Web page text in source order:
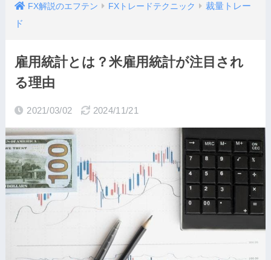
FX解説のエフテン FXトレードテクニック
裁量トレー
ド
雇用統計とは？米雇用統計が注目され
る理由
2021/03/02 2024/11/21